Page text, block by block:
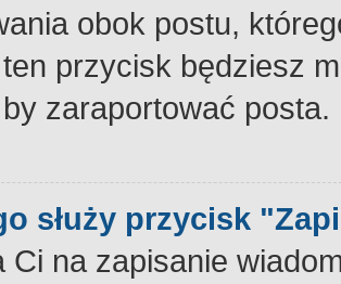
obok postu,
przycisk będziesz
zaraportować posta.
służy przycisk
Ci na zapisanie